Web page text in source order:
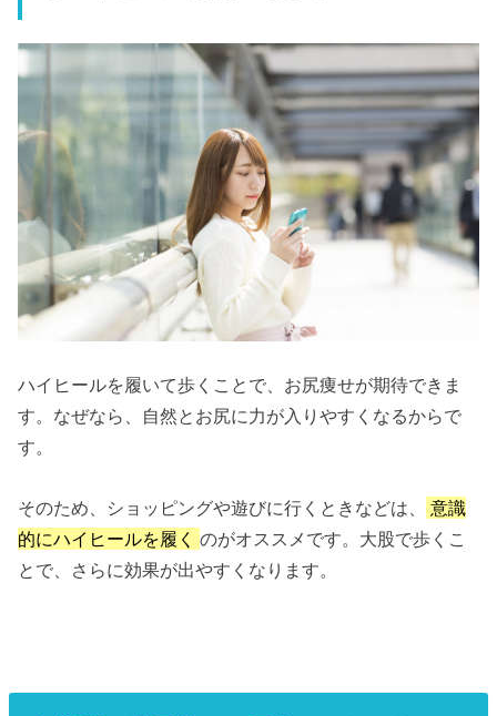
ハイヒールを履いて歩くことで、お尻痩せが期待できま
す。なぜなら、自然とお尻に力が入りやすくなるからで
す。
そのため、ショッピングや遊びに行くときなどは、
意識
的にハイヒールを履くのがオススメです。大股で歩くこ
とで、さらに効果が出やすくなります。